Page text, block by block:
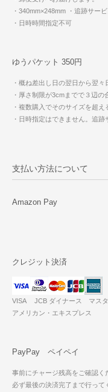
・340mm×248mm ・追跡サー
・日時時間指定不可
ゆうパケット 350円
・概ね差出し日の翌日から翌々
・厚さ制限が3cmまでで３辺の
・複数購入でそのサイズを超
・日時指定はできません。追跡
支払い方法について
Amazon Pay
クレジット決済
VISA JCB ダイナース マス
アメリカン・エキスプレス
PayPay ペイペイ
事前にチャージ残高をご確認く
必ず最後の決済完了まで行って